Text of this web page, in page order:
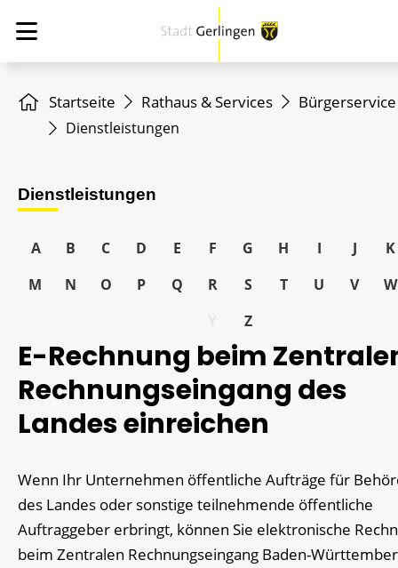
Startseite Rathaus & Services Bürgerservice
Dienstleistungen
Dienstleistungen
A B C D E F G H I J
K
M
N O P Q R S T U V
W
Z
E-Rechnung beim
Rechnungseingang des
Landes einreichen
Wenn Ihr Unternehmen öffentliche Aufträge für
des Landes oder sonstige teilnehmende öffentliche
Auftraggeber erbringt, können Sie elektronische
beim Zentralen Rechnungseingang Baden-